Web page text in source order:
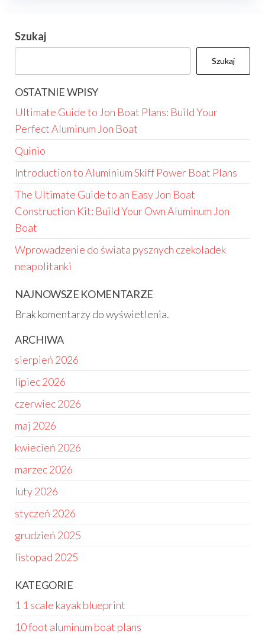
Szukaj
Szukaj
OSTATNIE WPISY
Ultimate Guide to Jon Boat Plans: Build Your
Perfect Aluminum Jon Boat
Quinio
Introduction to Aluminium Skiff Power Boat Plans
The Ultimate Guide to an Easy Jon Boat
Construction Kit: Build Your Own Aluminum Jon
Boat
Wprowadzenie do świata pysznych czekoladek
neapolitanki
NAJNOWSZE KOMENTARZE
Brak komentarzy do wyświetlenia.
ARCHIWA
sierpień 2026
lipiec 2026
czerwiec 2026
maj 2026
kwiecień 2026
marzec 2026
luty 2026
styczeń 2026
grudzień 2025
listopad 2025
KATEGORIE
1 1 scale kayak blueprint
10 foot aluminum boat plans